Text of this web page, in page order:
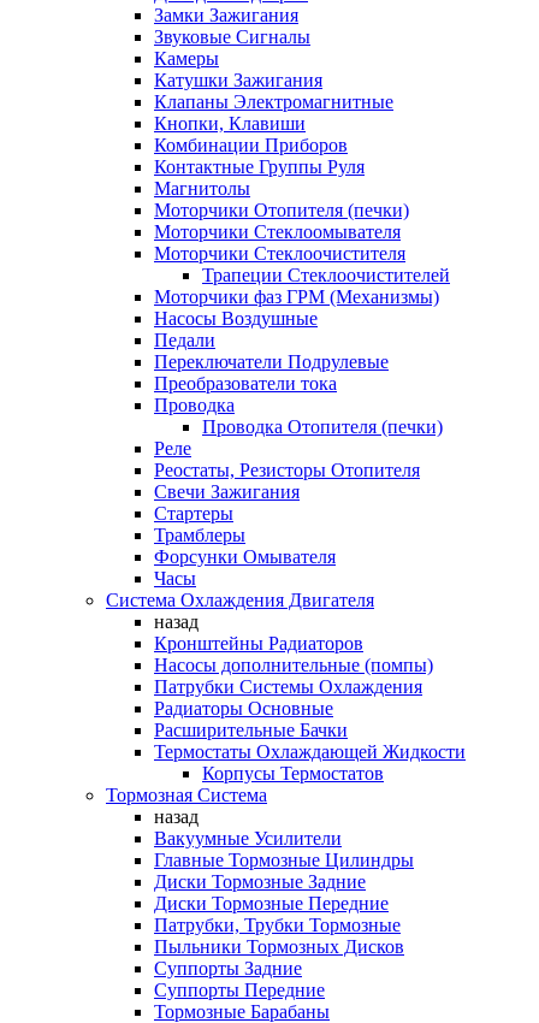
Замки Зажигания
Звуковые Сигналы
Камеры
Катушки Зажигания
Клапаны Электромагнитные
Кнопки, Клавиши
Комбинации Приборов
Контактные Группы Руля
Магнитолы
Моторчики Отопителя (печки)
Моторчики Стеклоомывателя
Моторчики Стеклоочистителя
Трапеции Стеклоочистителей
Моторчики фаз ГРМ (Механизмы)
Насосы Воздушные
Педали
Переключатели Подрулевые
Преобразователи тока
Проводка
Проводка Отопителя (печки)
Реле
Реостаты, Резисторы Отопителя
Свечи Зажигания
Стартеры
Трамблеры
Форсунки Омывателя
Часы
Система Охлаждения Двигателя
назад
Кронштейны Радиаторов
Насосы дополнительные (помпы)
Патрубки Системы Охлаждения
Радиаторы Основные
Расширительные Бачки
Термостаты Охлаждающей Жидкости
Корпусы Термостатов
Тормозная Система
назад
Вакуумные Усилители
Главные Тормозные Цилиндры
Диски Тормозные Задние
Диски Тормозные Передние
Патрубки, Трубки Тормозные
Пыльники Тормозных Дисков
Суппорты Задние
Суппорты Передние
Тормозные Барабаны